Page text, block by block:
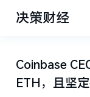
决策财经
Coinbase
ETH，且坚